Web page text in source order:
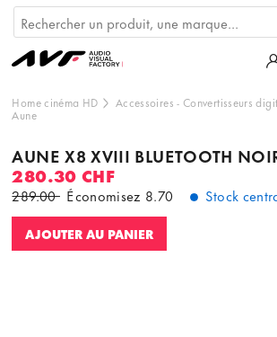
Home cinéma HD Accessoires - Convertisseurs
Aune
AUNE X8 XVIII BLUETOOTH
280.30 CHF
289.00 Économisez 8.70 Stock
AJOUTER AU PANIER